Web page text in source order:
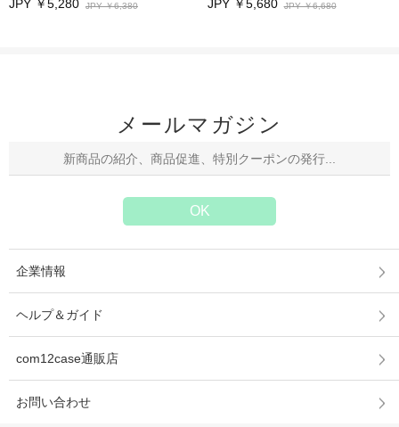
pro max/15/14/13pro/12pro max保護
JPY ￥5,280 JPY ￥6,380
ース 性能抜群 カードポケット付き ア
JPY ￥5,680 JPY ￥6,680
メールマガジン
企業情報
ヘルプ＆ガイド
com12case通販店
お問い合わせ